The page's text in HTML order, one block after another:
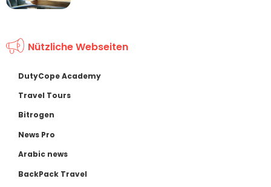
Nützliche Webseiten
DutyCope Academy
Travel Tours
Bitrogen
News Pro
Arabic news
BackPack Travel